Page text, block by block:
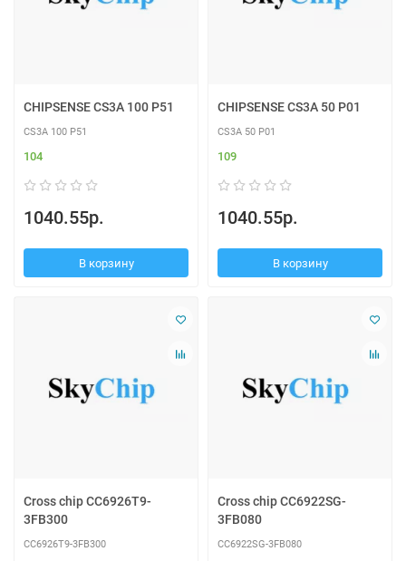
CHIPSENSE CS3A 100 P51
CS3A 100 P51
104
1040.55р.
В корзину
CHIPSENSE CS3A 50 P01
CS3A 50 P01
109
1040.55р.
В корзину
Cross chip CC6926T9-
3FB300
CC6926T9-3FB300
Cross chip CC6922SG-
3FB080
CC6922SG-3FB080